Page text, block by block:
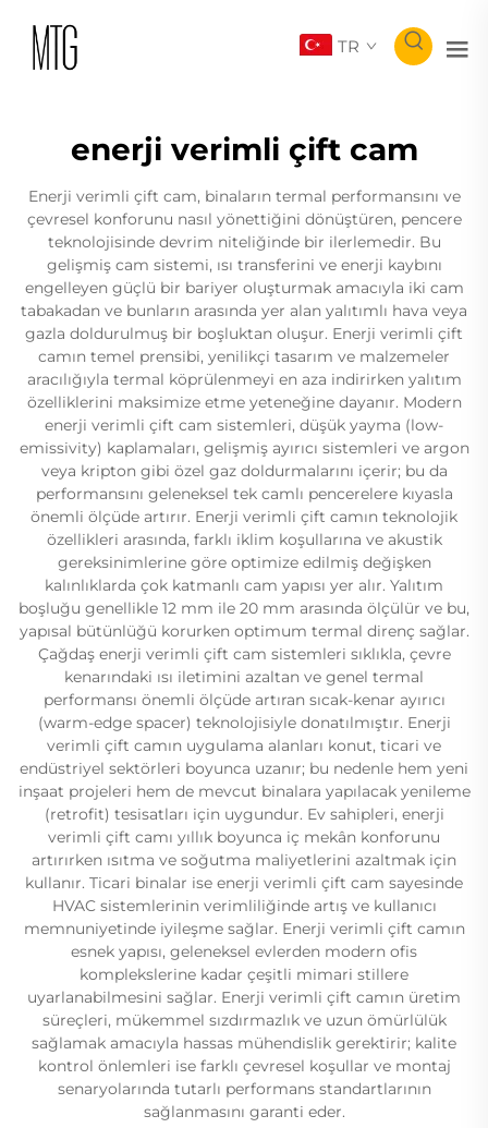
TR
enerji verimli çift cam
Enerji verimli çift cam, binaların termal performansını ve
çevresel konforunu nasıl yönettiğini dönüştüren, pencere
teknolojisinde devrim niteliğinde bir ilerlemedir. Bu
gelişmiş cam sistemi, ısı transferini ve enerji kaybını
engelleyen güçlü bir bariyer oluşturmak amacıyla iki cam
tabakadan ve bunların arasında yer alan yalıtımlı hava veya
gazla doldurulmuş bir boşluktan oluşur. Enerji verimli çift
camın temel prensibi, yenilikçi tasarım ve malzemeler
aracılığıyla termal köprülenmeyi en aza indirirken yalıtım
özelliklerini maksimize etme yeteneğine dayanır. Modern
enerji verimli çift cam sistemleri, düşük yayma (low-
emissivity) kaplamaları, gelişmiş ayırıcı sistemleri ve argon
veya kripton gibi özel gaz doldurmalarını içerir; bu da
performansını geleneksel tek camlı pencerelere kıyasla
önemli ölçüde artırır. Enerji verimli çift camın teknolojik
özellikleri arasında, farklı iklim koşullarına ve akustik
gereksinimlerine göre optimize edilmiş değişken
kalınlıklarda çok katmanlı cam yapısı yer alır. Yalıtım
boşluğu genellikle 12 mm ile 20 mm arasında ölçülür ve bu,
yapısal bütünlüğü korurken optimum termal direnç sağlar.
Çağdaş enerji verimli çift cam sistemleri sıklıkla, çevre
kenarındaki ısı iletimini azaltan ve genel termal
performansı önemli ölçüde artıran sıcak-kenar ayırıcı
(warm-edge spacer) teknolojisiyle donatılmıştır. Enerji
verimli çift camın uygulama alanları konut, ticari ve
endüstriyel sektörleri boyunca uzanır; bu nedenle hem yeni
inşaat projeleri hem de mevcut binalara yapılacak yenileme
(retrofit) tesisatları için uygundur. Ev sahipleri, enerji
verimli çift camı yıllık boyunca iç mekân konforunu
artırırken ısıtma ve soğutma maliyetlerini azaltmak için
kullanır. Ticari binalar ise enerji verimli çift cam sayesinde
HVAC sistemlerinin verimliliğinde artış ve kullanıcı
memnuniyetinde iyileşme sağlar. Enerji verimli çift camın
esnek yapısı, geleneksel evlerden modern ofis
komplekslerine kadar çeşitli mimari stillere
uyarlanabilmesini sağlar. Enerji verimli çift camın üretim
süreçleri, mükemmel sızdırmazlık ve uzun ömürlülük
sağlamak amacıyla hassas mühendislik gerektirir; kalite
kontrol önlemleri ise farklı çevresel koşullar ve montaj
senaryolarında tutarlı performans standartlarının
sağlanmasını garanti eder.